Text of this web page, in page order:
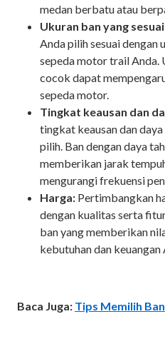
medan berbatu atau
Ukuran ban yang
Anda pilih sesuai dengan
sepeda motor trail Anda.
cocok dapat
sepeda motor.
Tingkat keausan dan
tingkat keausan dan
pilih. Ban dengan daya
memberikan jarak
mengurangi frekuensi
Harga: Pertimbangkan
dengan kualitas serta
ban yang memberikan
kebutuhan dan keuangan
Baca Juga: Tips Memilih